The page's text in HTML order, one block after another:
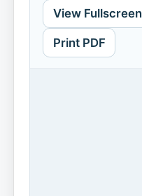
View Fullscreen
Print PDF